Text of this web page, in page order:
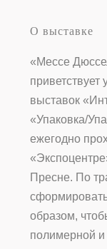
О выставке
«Мессе
приветствует
выставок
«Упаковка/
ежегодно
Пресне. По
образом,
полимерной и